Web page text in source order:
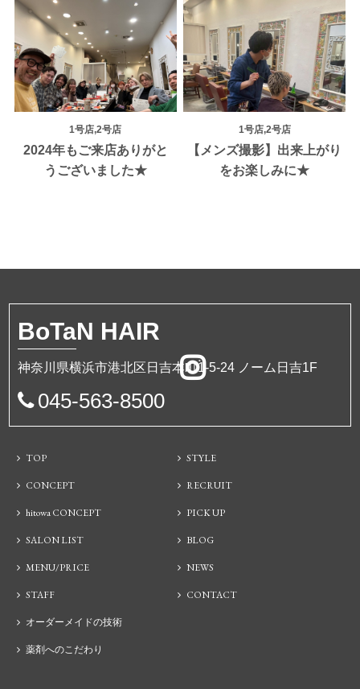
1号店,2号店
2024年もご来店ありがと
うございました★
1号店,2号店
【メンズ撮影】出来上がり
をお楽しみに★
BoTaN HAIR
神奈川県横浜市港北区日吉本町1-5-24 ノーム日吉1F
045-563-8500
TOP
CONCEPT
hitowa CONCEPT
SALON LIST
MENU/PRICE
STAFF
オーダーメイドの技術
薬剤へのこだわり
STYLE
RECRUIT
PICK UP
BLOG
NEWS
CONTACT